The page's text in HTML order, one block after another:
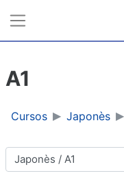
A1
Cursos Japonès
Categories de cursos